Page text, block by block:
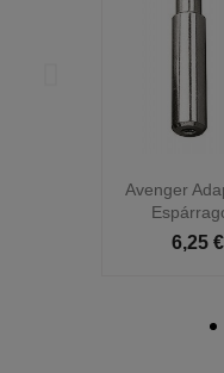
Avenger
6,25 €